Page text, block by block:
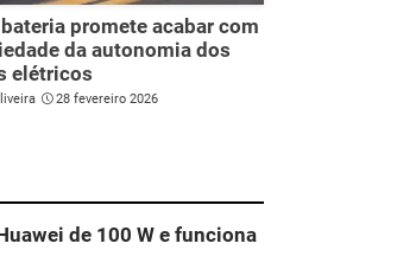
promete acabar com
da autonomia dos
elétricos
28 fevereiro 2026
de 100 W e funciona